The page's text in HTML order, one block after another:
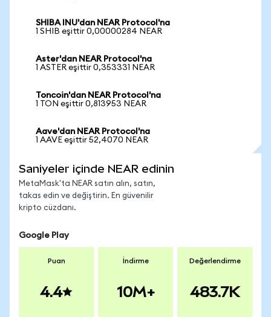
SHIBA INU'dan NEAR Protocol'na
1 SHIB eşittir 0,00000284 NEAR
Aster'dan NEAR Protocol'na
1 ASTER eşittir 0,353331 NEAR
Toncoin'dan NEAR Protocol'na
1 TON eşittir 0,813953 NEAR
Aave'dan NEAR Protocol'na
1 AAVE eşittir 52,4070 NEAR
Saniyeler içinde NEAR edinin
MetaMask'ta NEAR satın alın, satın,
takas edin ve değiştirin. En güvenilir
kripto cüzdanı.
Google Play
Puan
4.4
İndirme
10M+
Değerlendirme
483.7K